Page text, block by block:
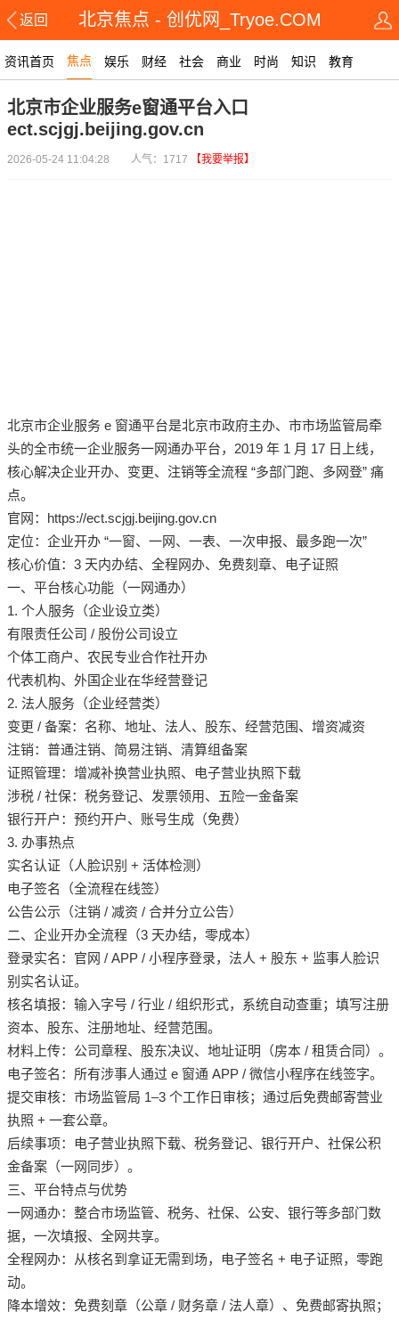
返回 北京焦点 - 创优网_Tryoe.COM
资讯首页 焦点 娱乐 财经 社会 商业 时尚 知识 教育
北京市企业服务e窗通平台入口
ect.scjgj.beijing.gov.cn
2026-05-24 11:04:28 人气：1717 【我要举报】
北京市企业服务 e 窗通平台是北京市政府主办、市市场监管局牵
头的全市统一企业服务一网通办平台，2019 年 1 月 17 日上线，
核心解决企业开办、变更、注销等全流程 “多部门跑、多网登” 痛
点。
官网：https://ect.scjgj.beijing.gov.cn
定位：企业开办 “一窗、一网、一表、一次申报、最多跑一次”
核心价值：3 天内办结、全程网办、免费刻章、电子证照
一、平台核心功能（一网通办）
1. 个人服务（企业设立类）
有限责任公司 / 股份公司设立
个体工商户、农民专业合作社开办
代表机构、外国企业在华经营登记
2. 法人服务（企业经营类）
变更 / 备案：名称、地址、法人、股东、经营范围、增资减资
注销：普通注销、简易注销、清算组备案
证照管理：增减补换营业执照、电子营业执照下载
涉税 / 社保：税务登记、发票领用、五险一金备案
银行开户：预约开户、账号生成（免费）
3. 办事热点
实名认证（人脸识别 + 活体检测）
电子签名（全流程在线签）
公告公示（注销 / 减资 / 合并分立公告）
二、企业开办全流程（3 天办结，零成本）
登录实名：官网 / APP / 小程序登录，法人 + 股东 + 监事人脸识
别实名认证。
核名填报：输入字号 / 行业 / 组织形式，系统自动查重；填写注册
资本、股东、注册地址、经营范围。
材料上传：公司章程、股东决议、地址证明（房本 / 租赁合同）。
电子签名：所有涉事人通过 e 窗通 APP / 微信小程序在线签字。
提交审核：市场监管局 1–3 个工作日审核；通过后免费邮寄营业
执照 + 一套公章。
后续事项：电子营业执照下载、税务登记、银行开户、社保公积
金备案（一网同步）。
三、平台特点与优势
一网通办：整合市场监管、税务、社保、公安、银行等多部门数
据，一次填报、全网共享。
全程网办：从核名到拿证无需到场，电子签名 + 电子证照，零跑
动。
降本增效：免费刻章（公章 / 财务章 / 法人章）、免费邮寄执照；